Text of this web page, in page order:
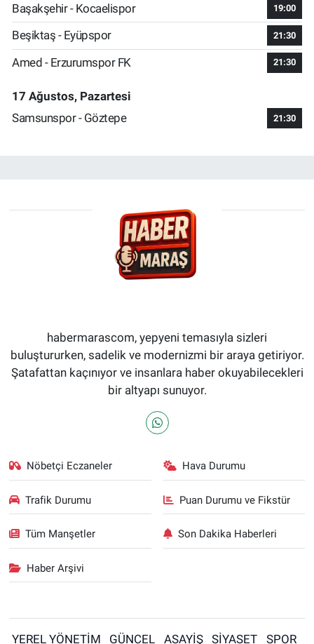
Başakşehir - Kocaelispor
19:00
Beşiktaş - Eyüpspor 21:30
Amed - Erzurumspor FK 21:30
17 Ağustos, Pazartesi
Samsunspor - Göztepe
21:30
habermarascom, yepyeni temasıyla sizleri
buluştururken, sadelik ve modernizmi bir araya getiriyor.
Şatafattan kaçınıyor ve insanlara haber okuyabilecekleri
bir altyapı sunuyor.
Nöbetçi Eczaneler Hava Durumu
Trafik Durumu Puan Durumu ve Fikstür
Tüm Manşetler Son Dakika Haberleri
Haber Arşivi
YEREL YÖNETİM GÜNCEL ASAYİŞ SİYASET SPOR